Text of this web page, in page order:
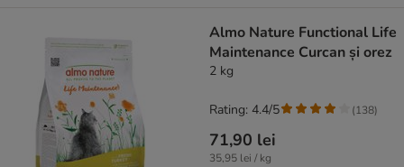
Almo Nature Functional Life
Maintenance Curcan și orez
2 kg
71,90 lei
35,95 lei / kg
Rating: 4.4/5 (138)